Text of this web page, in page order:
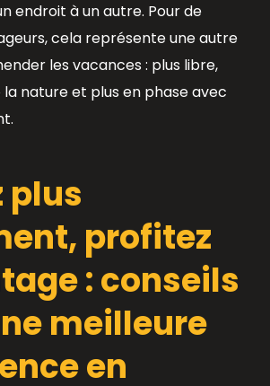
endroit à un autre. Pour de
cela représente une autre
les vacances : plus libre,
nature et plus en phase avec
plus
profitez
: conseils
meilleure
en